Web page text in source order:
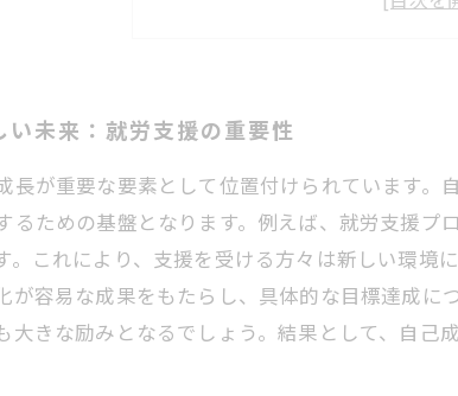
未来を切り開く力：自己成
未来：就労支援の重要性
長が重要な要素として位置付けられています
るための基盤となります。例えば、就労支援
。これにより、支援を受ける方々は新しい環
が容易な成果をもたらし、具体的な目標達成
大きな励みとなるでしょう。結果として、自